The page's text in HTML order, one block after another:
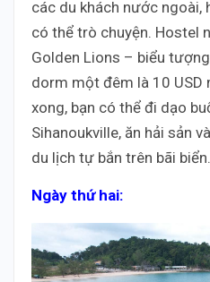
các du khách nước ngoài,
có thể trò chuyện. Hostel
Golden Lions – biểu
dorm một đêm là 10 USD
xong, bạn có thể đi dạo
Sihanoukville, ăn hải sản
du lịch tự bắn trên bãi biển.
Ngày thứ hai: